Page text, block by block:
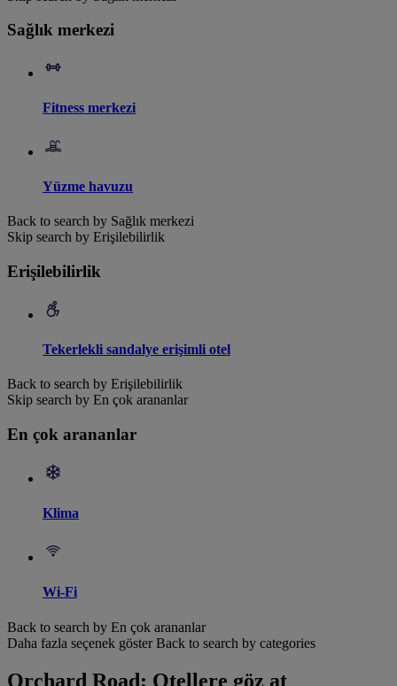
Sağlık merkezi
Fitness merkezi
Yüzme havuzu
Back to search by Sağlık merkezi
Skip search by Erişilebilirlik
Erişilebilirlik
Tekerlekli sandalye erişimli otel
Back to search by Erişilebilirlik
Skip search by En çok arananlar
En çok arananlar
Klima
Wi-Fi
Back to search by En çok arananlar
Daha fazla seçenek göster Back to search by categories
Orchard Road: Otellere göz at